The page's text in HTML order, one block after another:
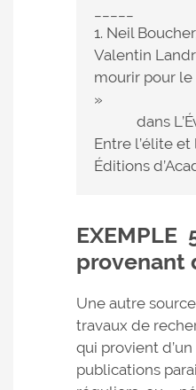
1. Neil
Valentin
mourir pour
»
dans
Entre l’élite
Éditions
EXEMPLE
provenant
Une autre
travaux de
qui provient
publications